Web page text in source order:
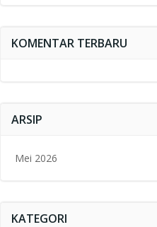
KOMENTAR TERBARU
ARSIP
Mei 2026
KATEGORI